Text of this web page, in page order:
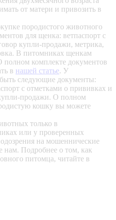
от матери и привозить в
породистого животного
для щенка: ветпаспорт с
купли-продажи, метрика,
В питомниках щенкам
комплекте документов
в нашей статье. У
следующие документы:
с отметками о прививках и
продажи. О полном
кошку вы можете
только в
или у проверенных
на мошеннические
нам. Подробнее о том, как
питомца, читайте в